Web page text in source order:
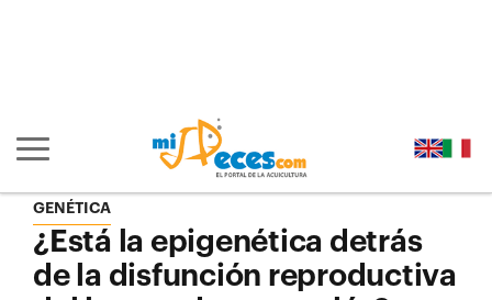
Mostrar/ocultar navegación principal
GENÉTICA
¿Está la epigenética detrás
de la disfunción reproductiva